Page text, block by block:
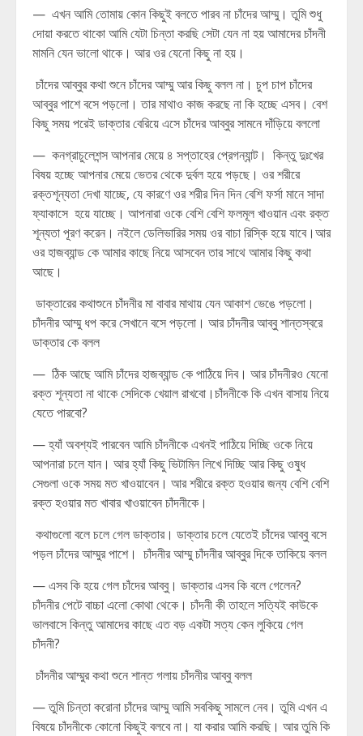
— এখন আমি তোমায় কোন কিছুই বলতে পারব না চাঁদের আম্মু। তুমি শুধু
দোয়া করতে থাকো আমি যেটা চিন্তা করছি সেটা যেন না হয় আমাদের চাঁদনী
মামনি যেন ভালো থাকে। আর ওর যেনো কিছু না হয়।
চাঁদের আব্বুর কথা শুনে চাঁদের আম্মু আর কিছু বলল না। চুপ চাপ চাঁদের
আব্বুর পাশে বসে পড়লো। তার মাথাও কাজ করছে না কি হচ্ছে এসব। বেশ
কিছু সময় পরেই ডাক্তার বেরিয়ে এসে চাঁদের আব্বুর সামনে দাঁড়িয়ে বললো
— কনগ্রাচুলেশন্স আপনার মেয়ে ৪ সপ্তাহের প্রেগন্যান্ট। কিন্তু দুঃখের
বিষয় হচ্ছে আপনার মেয়ে ভেতর থেকে দুর্বল হয়ে পড়ছে। ওর শরীরে
রক্তশূন্যতা দেখা যাচ্ছে, যে কারণে ওর শরীর দিন দিন বেশি ফর্সা মানে সাদা
ফ্যাকাসে হয়ে যাচ্ছে। আপনারা ওকে বেশি বেশি ফলমূল খাওয়ান এবং রক্ত
শূন্যতা পূরণ করেন। নইলে ডেলিভারির সময় ওর বাচা রিস্কি হয়ে যাবে।আর
ওর হাজব্যান্ড কে আমার কাছে নিয়ে আসবেন তার সাথে আমার কিছু কথা
আছে।
ডাক্তারের কথাশুনে চাঁদনীর মা বাবার মাথায় যেন আকাশ ভেঙে পড়লো।
চাঁদনীর আম্মু ধপ করে সেখানে বসে পড়লো। আর চাঁদনীর আব্বু শান্তস্বরে
ডাক্তার কে বলল
— ঠিক আছে আমি চাঁদের হাজব্যান্ড কে পাঠিয়ে দিব। আর চাঁদনীরও যেনো
রক্ত শূন্যতা না থাকে সেদিকে খেয়াল রাখবো।চাঁদনীকে কি এখন বাসায় নিয়ে
যেতে পারবো?
— হ্যাঁ অবশ্যই পারবেন আমি চাঁদনীকে এখনই পাঠিয়ে দিচ্ছি ওকে নিয়ে
আপনারা চলে যান। আর হ্যাঁ কিছু ভিটামিন লিখে দিচ্ছি আর কিছু ওষুধ
সেগুলা ওকে সময় মত খাওয়াবেন। আর শরীরে রক্ত হওয়ার জন্য বেশি বেশি
রক্ত হওয়ার মত খাবার খাওয়াবেন চাঁদনীকে।
কথাগুলো বলে চলে গেল ডাক্তার। ডাক্তার চলে যেতেই চাঁদের আব্বু বসে
পড়ল চাঁদের আম্মুর পাশে। চাঁদনীর আম্মু চাঁদনীর আব্বুর দিকে তাকিয়ে বলল
— এসব কি হয়ে গেল চাঁদের আব্বু। ডাক্তার এসব কি বলে গেলেন?
চাঁদনীর পেটে বাচ্চা এলো কোথা থেকে। চাঁদনী কী তাহলে সত্যিই কাউকে
ভালবাসে কিন্তু আমাদের কাছে এত বড় একটা সত্য কেন লুকিয়ে গেল
চাঁদনী?
চাঁদনীর আম্মুর কথা শুনে শান্ত গলায় চাঁদনীর আব্বু বলল
— তুমি চিন্তা করোনা চাঁদের আম্মু আমি সবকিছু সামলে নেব। তুমি এখন এ
বিষয়ে চাঁদনীকে কোনো কিছুই বলবে না। যা করার আমি করছি। আর তুমি কি